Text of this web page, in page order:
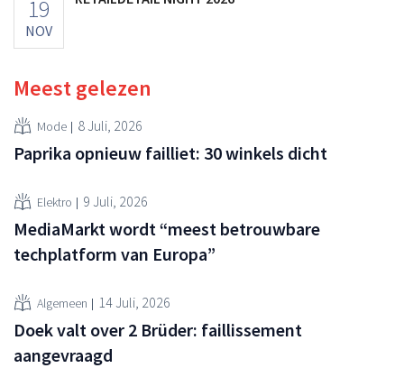
19
NOV
Meest gelezen
Mode 8 Juli, 2026
Paprika opnieuw failliet: 30 winkels dicht
Elektro 9 Juli, 2026
MediaMarkt wordt “meest betrouwbare
techplatform van Europa”
Algemeen 14 Juli, 2026
Doek valt over 2 Brüder: faillissement
aangevraagd